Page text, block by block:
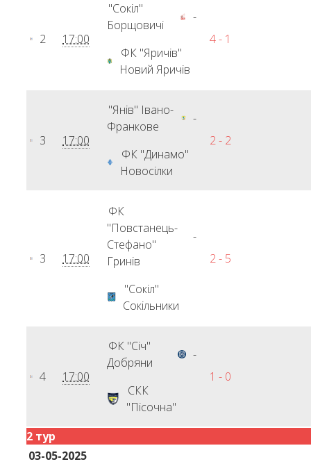
2 17:00
"Сокіл"
Борщовичі
-
ФК "Яричів"
Новий Яричів
4 - 1
3 17:00
"Янів" Івано-
Франкове
-
ФК "Динамо"
Новосілки
2 - 2
3 17:00
ФК
"Повстанець-
Стефано"
Гринів
-
"Сокіл"
Сокільники
2 - 5
4 17:00
ФК "Січ"
Добряни
-
СКК
"Пісочна"
1 - 0
2 тур
03-05-2025